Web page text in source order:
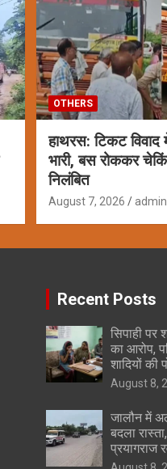
OTHERS
हाथरस: टिकट विवाद
भारी, बस रोककर
निलंबित
August 7, 2026 admin
Recent Posts
सिपाही पर
का आरोप,
शादियों की
August 8,
जालौन में
बदला
प्रयागराज